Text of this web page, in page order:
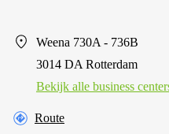
Weena 730A - 736B
3014 DA Rotterdam
Bekijk alle business
Route